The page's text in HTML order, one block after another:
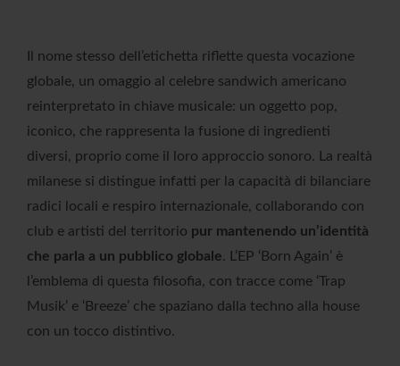
Il nome stesso dell’etichetta riflette questa vocazione
globale, un omaggio al celebre sandwich americano
reinterpretato in chiave musicale: un oggetto pop,
iconico, che rappresenta la fusione di ingredienti
diversi, proprio come il loro approccio sonoro. La realtà
milanese si distingue infatti per la capacità di bilanciare
radici locali e respiro internazionale, collaborando con
club e artisti del territorio pur mantenendo un’identità
che parla a un pubblico globale. L’EP ‘Born Again’ è
l’emblema di questa filosofia, con tracce come ‘Trap
Musik’ e ‘Breeze’ che spaziano dalla techno alla house
con un tocco distintivo.